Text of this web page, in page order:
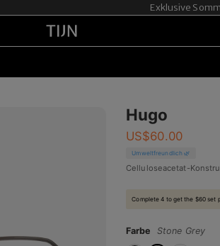
Exklusive
Hugo
US$60.00
Umweltfreundlich 🌿
Celluloseacetat-
Complete 4 to get the $60 set
Farbe Stone Grey